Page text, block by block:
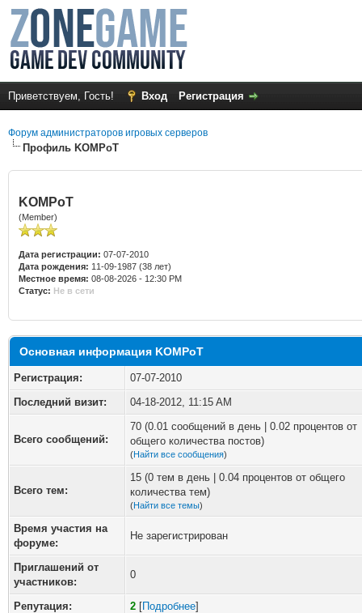
Приветствуем, Гость! Вход Регистрация
Форум администраторов игровых серверов
Профиль KOMPoT
KOMPoT
(Member)
Дата регистрации: 07-07-2010
Дата рождения: 11-09-1987 (38 лет)
Местное время: 08-08-2026 - 12:30 PM
Статус: Не в сети
Основная информация KOMPoT
Регистрация:
07-07-2010
Последний визит:
04-18-2012, 11:15 AM
Всего сообщений:
70 (0.01 сообщений в день | 0.02 процентов от
общего количества постов)
(Найти все сообщения)
Всего тем:
15 (0 тем в день | 0.04 процентов от общего
количества тем)
(Найти все темы)
Время участия на
форуме:
Не зарегистрирован
Приглашений от
участников:
0
Репутация: 2 [Подробнее]